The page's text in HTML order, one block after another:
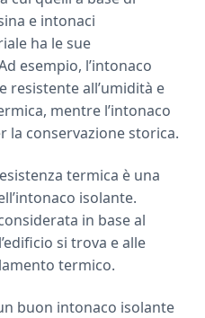
e intonaci
ha le sue
esempio, l’intonaco
resistente all’umidità e
mentre l’intonaco
la conservazione storica.
termica è una
isolante.
in base al
si trova e alle
termico.
buon intonaco isolante